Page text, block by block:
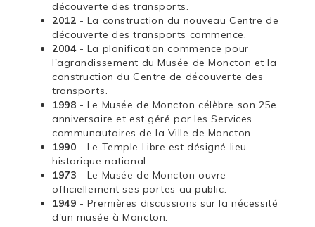
découverte des transports.
2012 - La construction du nouveau Centre de
découverte des transports commence.
2004 - La planification commence pour
l'agrandissement du Musée de Moncton et la
construction du Centre de découverte des
transports.
1998 - Le Musée de Moncton célèbre son 25e
anniversaire et est géré par les Services
communautaires de la Ville de Moncton.
1990 - Le Temple Libre est désigné lieu
historique national.
1973 - Le Musée de Moncton ouvre
officiellement ses portes au public.
1949 - Premières discussions sur la nécessité
d'un musée à Moncton.